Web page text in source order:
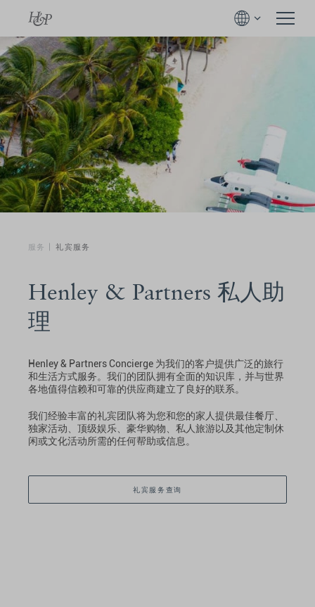
服务 礼宾服务
Henley & Partners 私人助
理
Henley & Partners Concierge 为我们的客户提供广泛的旅行
和生活方式服务。我们的团队拥有全面的知识库，并与世界
各地值得信赖和可靠的供应商建立了良好的联系。
我们经验丰富的礼宾团队将为您和您的家人提供最佳餐厅、
独家活动、顶级娱乐、豪华购物、私人旅游以及其他定制休
闲或文化活动所需的任何帮助或信息。
礼宾服务查询